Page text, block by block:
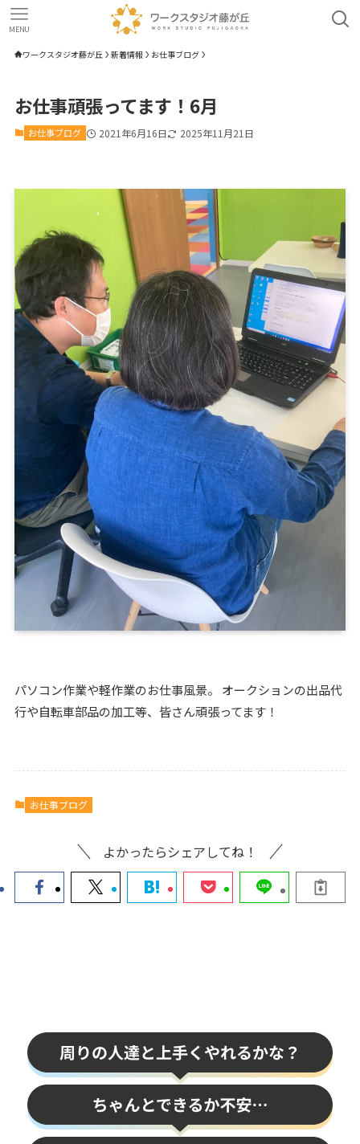
MENU
ワークスタジオ藤が丘 新着情報 お仕事ブログ
お仕事頑張ってます！6月
お仕事ブログ 2021年6月16日 2025年11月21日
パソコン作業や軽作業のお仕事風景。 オークションの出品代
行や自転車部品の加工等、皆さん頑張ってます！
お仕事ブログ
よかったらシェアしてね！